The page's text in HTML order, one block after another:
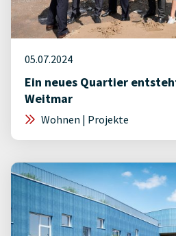
05.07.2024
Ein neues Quartier
Weitmar
Wohnen | Projekte